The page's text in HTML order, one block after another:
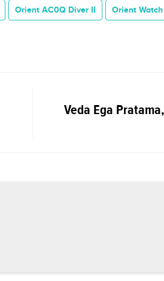
Orient AC0Q Diver II Orient Watch
Veda Ega